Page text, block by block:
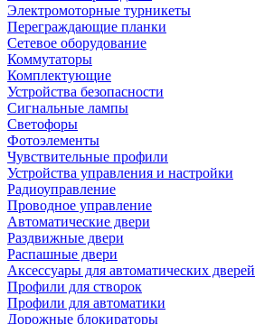
Электромоторные турникеты
Переграждающие планки
Сетевое оборудование
Коммутаторы
Комплектующие
Устройства безопасности
Сигнальные лампы
Светофоры
Фотоэлементы
Чувствительные профили
Устройства управления и настройки
Радиоуправление
Проводное управление
Автоматические двери
Раздвижные двери
Распашные двери
Аксессуары для автоматических дверей
Профили для створок
Профили для автоматики
Дорожные блокираторы